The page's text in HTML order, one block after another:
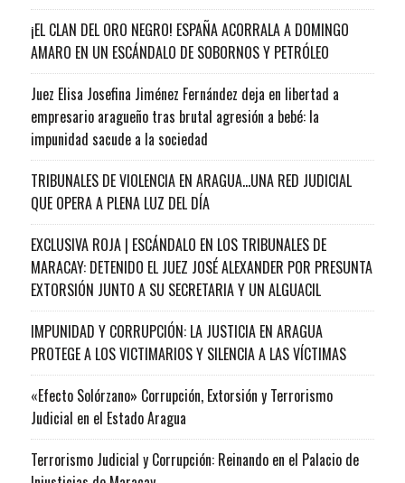
¡EL CLAN DEL ORO NEGRO! ESPAÑA ACORRALA A DOMINGO
AMARO EN UN ESCÁNDALO DE SOBORNOS Y PETRÓLEO
Juez Elisa Josefina Jiménez Fernández deja en libertad a
empresario aragueño tras brutal agresión a bebé: la
impunidad sacude a la sociedad
TRIBUNALES DE VIOLENCIA EN ARAGUA…UNA RED JUDICIAL
QUE OPERA A PLENA LUZ DEL DÍA
EXCLUSIVA ROJA | ESCÁNDALO EN LOS TRIBUNALES DE
MARACAY: DETENIDO EL JUEZ JOSÉ ALEXANDER POR PRESUNTA
EXTORSIÓN JUNTO A SU SECRETARIA Y UN ALGUACIL
IMPUNIDAD Y CORRUPCIÓN: LA JUSTICIA EN ARAGUA
PROTEGE A LOS VICTIMARIOS Y SILENCIA A LAS VÍCTIMAS
«Efecto Solórzano» Corrupción, Extorsión y Terrorismo
Judicial en el Estado Aragua
Terrorismo Judicial y Corrupción: Reinando en el Palacio de